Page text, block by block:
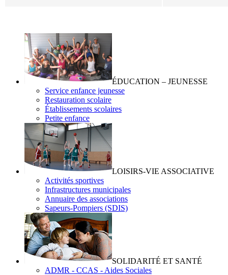
ÉDUCATION – JEUNESSE
Service enfance jeunesse
Restauration scolaire
Établissements scolaires
Petite enfance
LOISIRS-VIE ASSOCIATIVE
Activités sportives
Infrastructures municipales
Annuaire des associations
Sapeurs-Pompiers (SDIS)
SOLIDARITÉ ET SANTÉ
ADMR - CCAS - Aides Sociales